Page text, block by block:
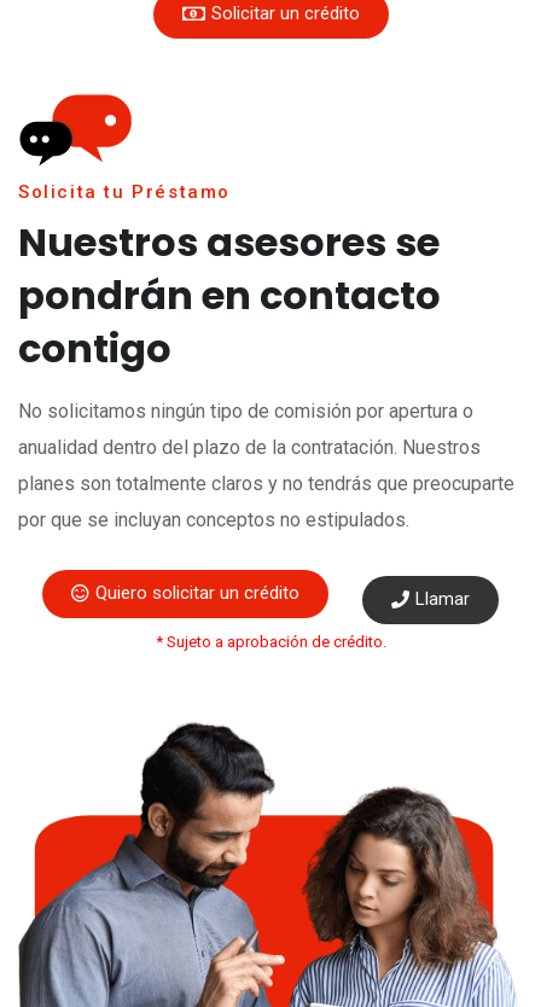
Solicitar un crédito
Solicita tu Préstamo
Nuestros asesores se
pondrán en contacto
contigo
No solicitamos ningún tipo de comisión por apertura o
anualidad dentro del plazo de la contratación. Nuestros
planes son totalmente claros y no tendrás que preocuparte
por que se incluyan conceptos no estipulados.
Quiero solicitar un crédito Llamar
* Sujeto a aprobación de crédito.